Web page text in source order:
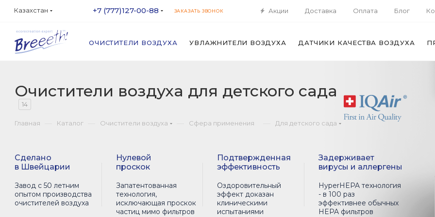
Казахстан +7 (777)127-00-88 ЗАКАЗАТЬ ЗВОНОК Акции Доставка Оплата Блог
ОЧИСТИТЕЛИ ВОЗДУХА УВЛАЖНИТЕЛИ ВОЗДУХА ДАТЧИКИ КАЧЕСТВА ВОЗДУХА
Очистители воздуха для детского сада
14
Главная Каталог Очистители воздуха Сфера применения Для детского сада
Сделано
в Швейцарии
Завод с 50 летним
опытом производства
очистителей воздуха
Нулевой
проскок
Запатентованная
технология,
исключающая проскок
частиц мимо фильтров
Подтвержденная
эффективность
Оздоровительный
эффект доказан
клиническими
испытаниями
Задерживает
вирусы и аллергены
HyperHEPA технология
- в 100 раз
эффективнее обычных
HEPA фильтров